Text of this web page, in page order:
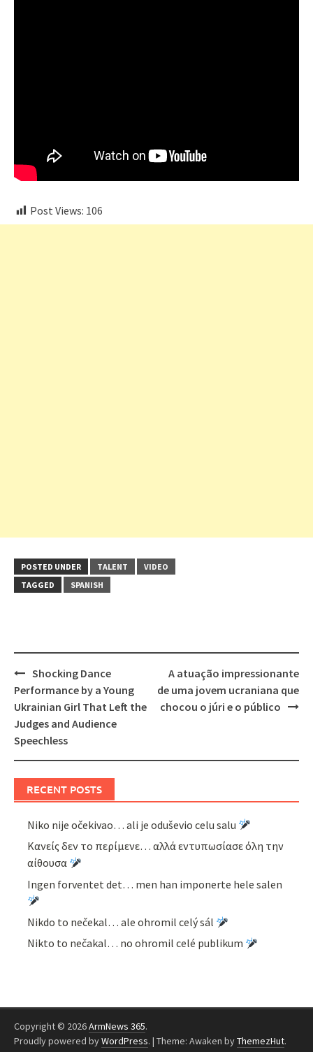
Post Views: 106
POSTED UNDER TALENT
VIDEO
TAGGED
SPANISH
Post
navigation
Shocking Dance
Performance by a Young
Ukrainian Girl That Left the
Judges and Audience
Speechless
A atuação impressionante
de uma jovem ucraniana que
chocou o júri e o público
RECENT POSTS
Niko nije očekivao… ali je oduševio celu salu
Κανείς δεν το περίμενε… αλλά εντυπωσίασε όλη την
αίθουσα
Ingen forventet det… men han imponerte hele salen
Nikdo to nečekal… ale ohromil celý sál
Nikto to nečakal… no ohromil celé publikum
Copyright © 2026ArmNews 365.
Proudly powered byWordPress. | Theme: Awaken byThemezHut.